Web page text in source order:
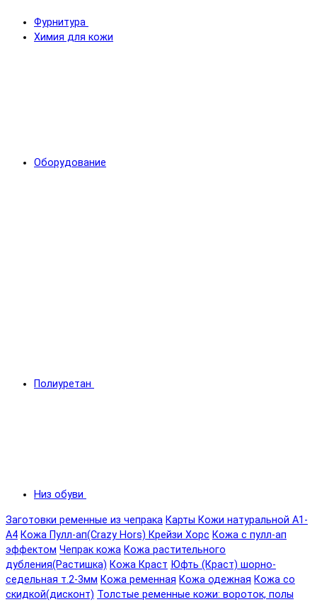
Фурнитура
Химия для кожи
Оборудование
Полиуретан
Низ обуви
Заготовки ременные из чепрака Карты Кожи натуральной А1-
А4 Кожа Пулл-ап(Crazy Hors) Крейзи Хорс Кожа с пулл-ап
эффектом Чепрак кожа Кожа растительного
дубления(Растишка) Кожа Краст Юфть (Краст) шорно-
седельная т.2-3мм Кожа ременная Кожа одежная Кожа со
скидкой(дисконт) Толстые ременные кожи: вороток, полы